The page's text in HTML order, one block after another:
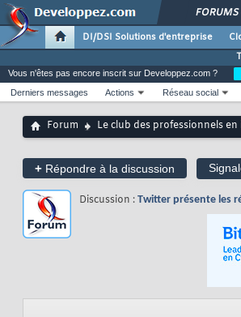
FORUMS
DI/DSI Solutions d'entreprise
Vous n'êtes pas encore inscrit sur Developpez.com ?
Derniers messages
Actions Réseau social
Forum Le club des professionnels
+ Répondre à la discussion
Discussion : Twitter présente les